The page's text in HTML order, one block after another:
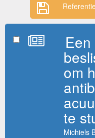
om
te
Michiels